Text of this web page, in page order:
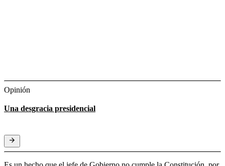
Opinión
Una desgracia presidencial